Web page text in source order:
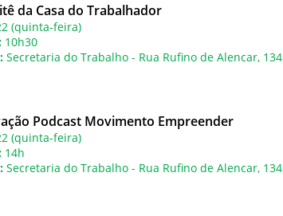
da Casa do Trabalhador
(quinta-feira)
10h30
Secretaria do Trabalho - Rua Rufino de Alencar, 134
Podcast Movimento Empreender
(quinta-feira)
14h
Secretaria do Trabalho - Rua Rufino de Alencar, 134